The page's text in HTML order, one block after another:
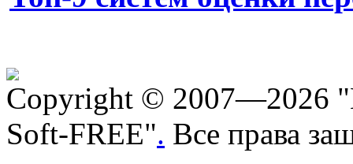
Copyright © 2007—2026
Soft-FREE". Все права